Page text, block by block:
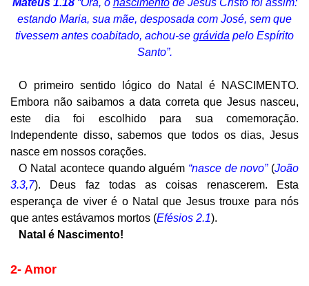
estando Maria, sua mãe, desposada com José, sem que
tivessem antes coabitado, achou-se grávida pelo Espírito
Santo”.
O primeiro sentido lógico do Natal é NASCIMENTO.
Embora não saibamos a data correta que Jesus nasceu,
este dia foi escolhido para sua comemoração.
Independente disso, sabemos que todos os dias, Jesus
nasce em nossos corações.
O Natal acontece quando alguém “nasce de novo”(João
3.3,7). Deus faz todas as coisas renascerem. Esta
esperança de viver é o Natal que Jesus trouxe para nós
que antes estávamos mortos (Efésios 2.1).
Natal é Nascimento!
2- Amor